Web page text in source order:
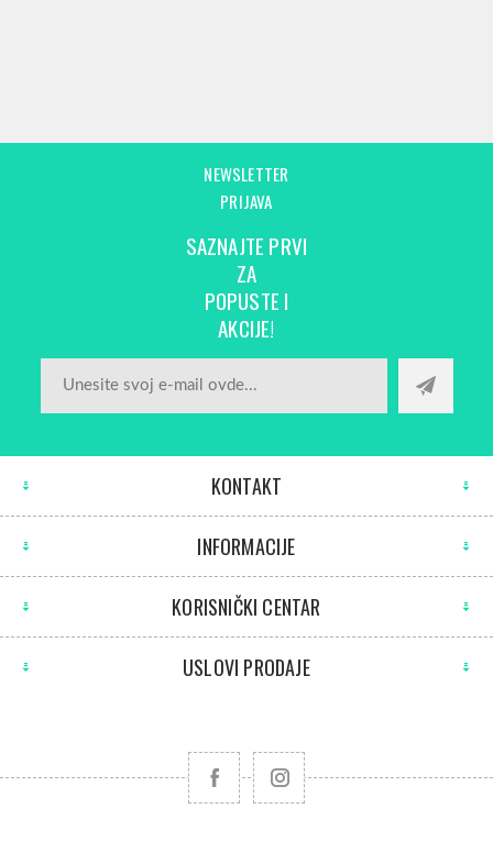
NEWSLETTER
PRIJAVA
SAZNAJTE PRVI
ZA
POPUSTE I
AKCIJE!
KONTAKT
INFORMACIJE
KORISNIČKI CENTAR
USLOVI PRODAJE